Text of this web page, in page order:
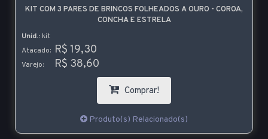
KIT COM 3 PARES DE BRINCOS FOLHEADOS A OURO - COROA,
CONCHA E ESTRELA
Unid.: kit
Atacado: R$ 19,30
Varejo: R$ 38,60
Comprar!
Produto(s) Relacionado(s)